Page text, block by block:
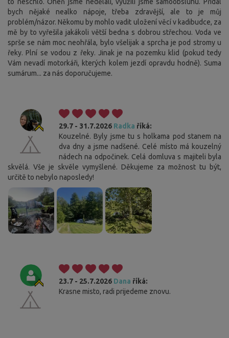
bych nějaké nealko nápoje, třeba zdravější, ale to je můj
problém/názor. Někomu by mohlo vadit uložení věcí v kadibudce, za
mě by to vyřešila jakákoli větší bedna s dobrou střechou. Voda ve
sprše se nám moc neohřála, bylo všelijak a sprcha je pod stromy u
řeky. Plní se vodou z řeky. Jinak je na pozemku klid (pokud tedy
Vám nevadí motorkáři, kterých kolem jezdí opravdu hodně). Suma
sumárum... za nás doporučujeme.
29.7 - 31.7.2026 Radka říká:
Kouzelné. Byly jsme tu s holkama pod stanem na
dva dny a jsme nadšené. Celé místo má kouzelný
nádech na odpočinek. Celá domluva s majiteli byla
skvělá. Vše je skvěle vymyšlené. Děkujeme za možnost tu být,
určitě to nebylo naposledy!
23.7 - 25.7.2026 Dana říká:
Krasne misto, radi prijedeme znovu.